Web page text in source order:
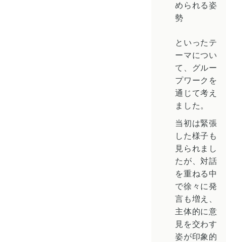
められる姿
勢
といったテ
ーマについ
て、グルー
プワークを
通じて考え
ました。
当初は緊張
した様子も
見られまし
たが、対話
を重ねる中
で徐々に発
言も増え、
主体的に意
見を交わす
姿が印象的